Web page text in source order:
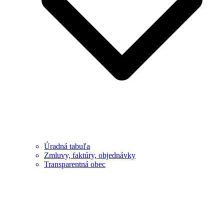
Úradná tabuľa
Zmluvy, faktúry, objednávky
Transparentná obec